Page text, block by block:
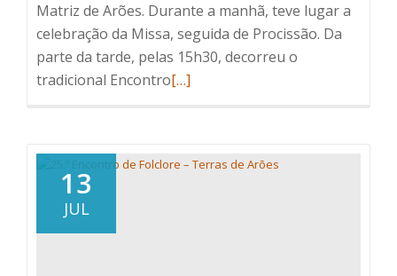
Matriz de Arões. Durante a manhã, teve lugar a
celebração da Missa, seguida de Procissão. Da
parte da tarde, pelas 15h30, decorreu o
tradicional EncontroRead
e
[…]
13
JUL